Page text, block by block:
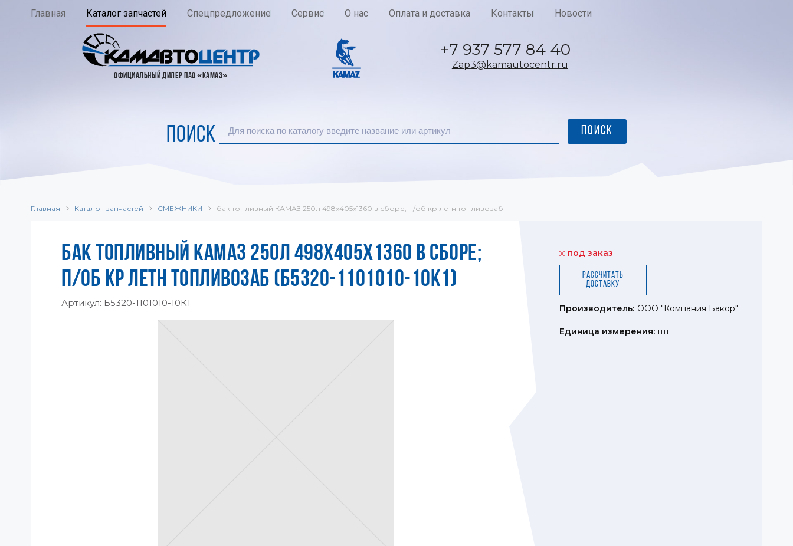
Главная Каталог запчастей Спецпредложение Сервис О нас Оплата и доставка Контакты Новости
ОФИЦИАЛЬНЫЙ ДИЛЕР ПАО «КАМАЗ»
Zap3@kamautocentr.ru
+7 937 577 84 40
ПОИСК
Главная Каталог запчастей СМЕЖНИКИ бак топливный КАМАЗ 250л 498х405х1360 в сборе; п/об кр летн топливозаб
БАК ТОПЛИВНЫЙ КАМАЗ 250Л 498Х405Х1360 В СБОРЕ;
П/ОБ КР ЛЕТН ТОПЛИВОЗАБ (Б5320-1101010-10К1)
Артикул: Б5320-1101010-10К1
под заказ
Рассчитать
доставку
Производитель: ООО "Компания Бакор"
Единица измерения: шт